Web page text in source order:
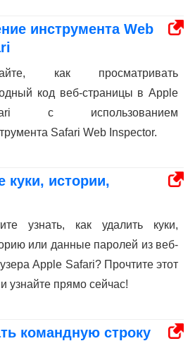
инструмента Web
как просматривать
код веб-страницы в Apple
с использованием
Safari Web Inspector.
куки, истории,
узнать, как удалить куки,
или данные паролей из веб-
Apple Safari? Прочтите этот
и узнайте прямо сейчас!
командную строку